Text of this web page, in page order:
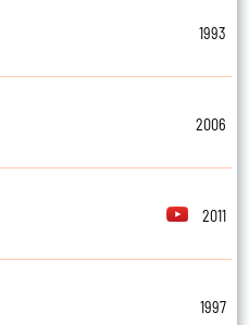
1993
2006
2011
1997